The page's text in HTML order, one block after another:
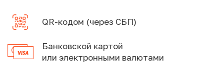
QR-кодом (через СБП)
Банковской картой
или электронными валютами